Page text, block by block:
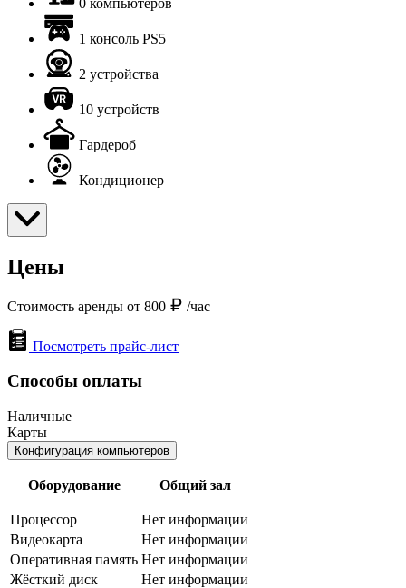
1 консоль PS5
2 устройства
10 устройств
Гардероб
Кондиционер
Цены
Стоимость аренды от 800 /час
Посмотреть прайс-лист
Способы оплаты
Наличные
Карты
Конфигурация компьютеров
Оборудование Общий зал
Процессор
Нет информации
Видеокарта
Нет информации
Оперативная память Нет информации
Жёсткий диск
Нет информации